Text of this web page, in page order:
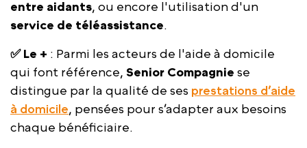
entre aidants, ou encore l'utilisation d'un
service de téléassistance.
✅ Le + : Parmi les acteurs de l'aide à domicile
qui font référence, Senior Compagnie se
distingue par la qualité de ses prestations d’aide
à domicile, pensées pour s’adapter aux besoins
chaque bénéficiaire.